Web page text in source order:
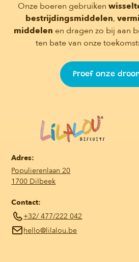
Onze boeren gebruiken
bestrijdingsmiddelen,
middelen en dragen zo bij aan
ten bate van onze
Proef onze
Adres:
Populierenlaan 20
1700 Dilbeek
Contact:
+32/ 477/222 042
hello@lilalou.be